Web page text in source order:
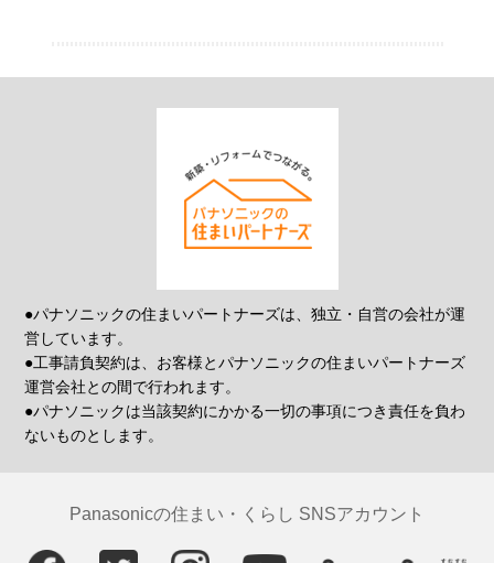
●パナソニックの住まいパートナーズは、独立・自営の会社が運
営しています。
●工事請負契約は、お客様とパナソニックの住まいパートナーズ
運営会社との間で行われます。
●パナソニックは当該契約にかかる一切の事項につき責任を負わ
ないものとします。
Panasonicの住まい・くらし SNSアカウント